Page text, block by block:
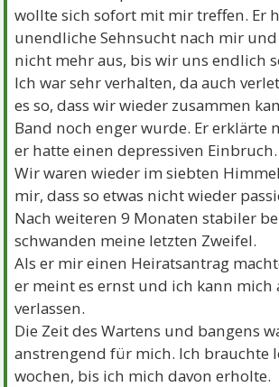
wollte sich sofort mit mir treffen. Er
unendliche Sehnsucht nach mir
nicht mehr aus, bis wir uns endlich
Ich war sehr verhalten, da auch
es so, dass wir wieder zusammen
Band noch enger wurde. Er erklärte
er hatte einen depressiven Einbruch.
Wir waren wieder im siebten
mir, dass so etwas nicht wieder
Nach weiteren 9 Monaten stabiler
schwanden meine letzten Zweifel.
Als er mir einen Heiratsantrag
er meint es ernst und ich kann mich
verlassen.
Die Zeit des Wartens und bangens
anstrengend für mich. Ich brauchte
wochen, bis ich mich davon erholte.